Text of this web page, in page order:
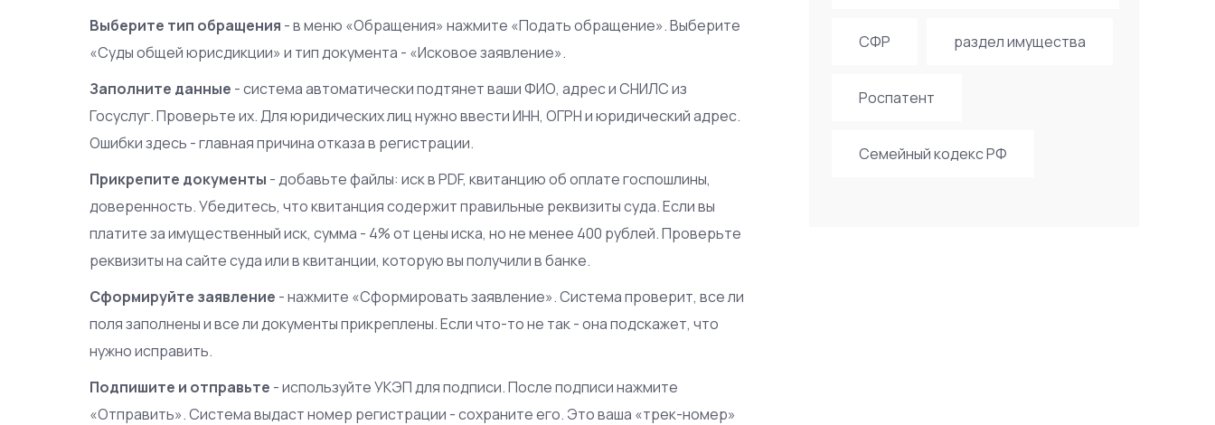
СФР раздел имущества
Роспатент
Семейный кодекс РФ
Выберите тип обращения - в меню «Обращения» нажмите «Подать обращение». Выберите
«Суды общей юрисдикции» и тип документа - «Исковое заявление».
Заполните данные - система автоматически подтянет ваши ФИО, адрес и СНИЛС из
Госуслуг. Проверьте их. Для юридических лиц нужно ввести ИНН, ОГРН и юридический адрес.
Ошибки здесь - главная причина отказа в регистрации.
Прикрепите документы - добавьте файлы: иск в PDF, квитанцию об оплате госпошлины,
доверенность. Убедитесь, что квитанция содержит правильные реквизиты суда. Если вы
платите за имущественный иск, сумма - 4% от цены иска, но не менее 400 рублей. Проверьте
реквизиты на сайте суда или в квитанции, которую вы получили в банке.
Сформируйте заявление - нажмите «Сформировать заявление». Система проверит, все ли
поля заполнены и все ли документы прикреплены. Если что-то не так - она подскажет, что
нужно исправить.
Подпишите и отправьте - используйте УКЭП для подписи. После подписи нажмите
«Отправить». Система выдаст номер регистрации - сохраните его. Это ваша «трек-номер»